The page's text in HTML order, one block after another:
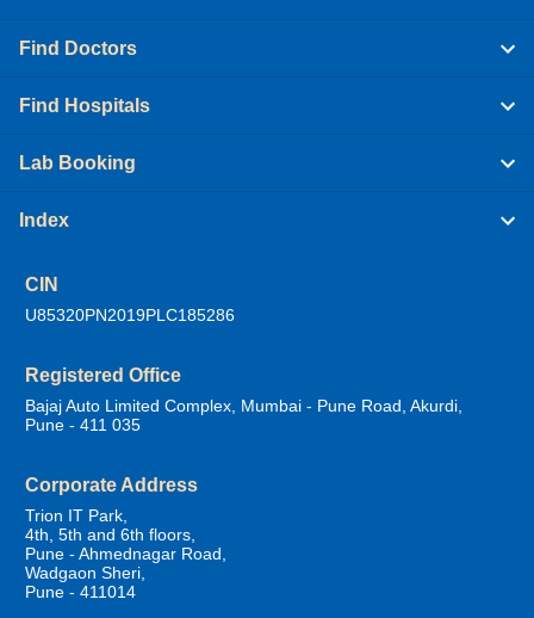
Find Doctors
Find Hospitals
Lab Booking
Index
CIN
U85320PN2019PLC185286
Registered Office
Bajaj Auto Limited Complex, Mumbai - Pune Road, Akurdi,
Pune - 411 035
Corporate Address
Trion IT Park,
4th, 5th and 6th floors,
Pune - Ahmednagar Road,
Wadgaon Sheri,
Pune - 411014